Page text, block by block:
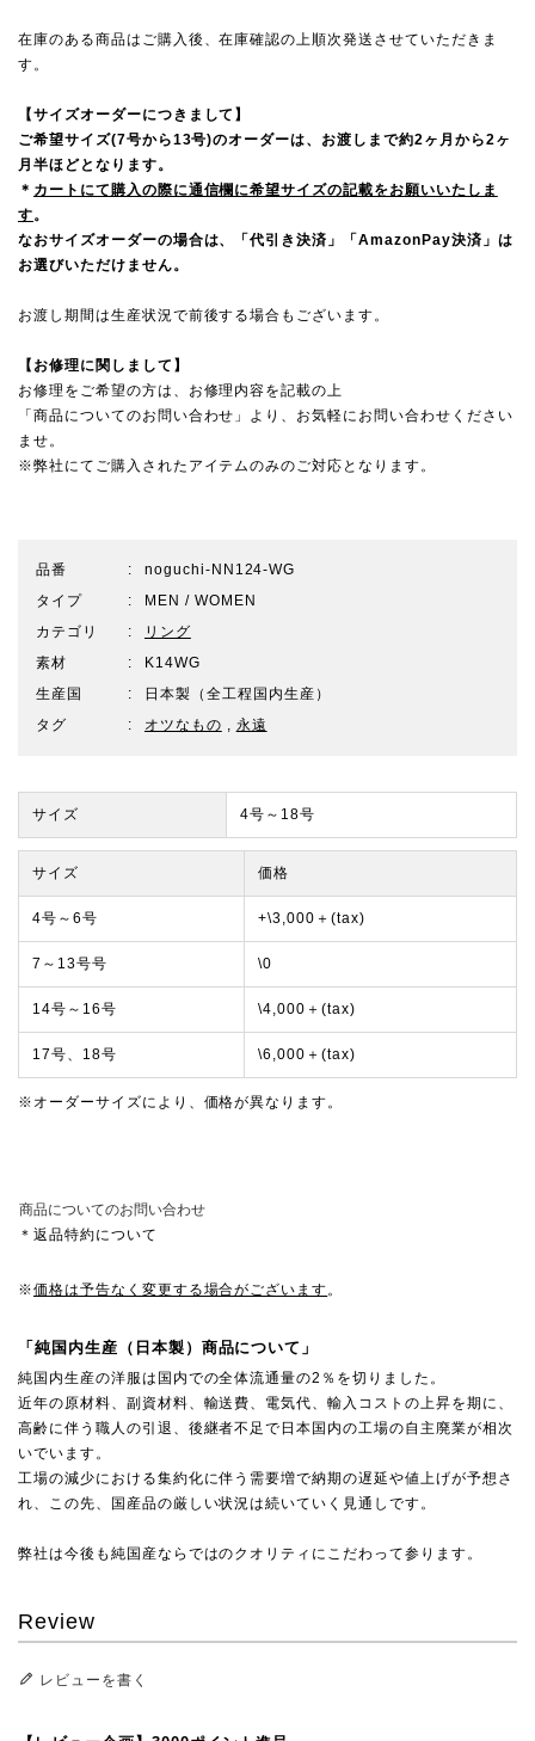
在庫のある商品はご購入後、在庫確認の上順次発送させていただきま
す。
【サイズオーダーにつきまして】
ご希望サイズ(7号から13号)のオーダーは、お渡しまで約2ヶ月から2ヶ
月半ほどとなります。
＊ カートにて購入の際に通信欄に希望サイズの記載をお願いいたしま
す。
なおサイズオーダーの場合は、「代引き決済」「AmazonPay決済」は
お選びいただけません。
お渡し期間は生産状況で前後する場合もございます。
【お修理に関しまして】
お修理をご希望の方は、お修理内容を記載の上
「商品についてのお問い合わせ」より、お気軽にお問い合わせください
ませ。
※弊社にてご購入されたアイテムのみのご対応となります。
品番
noguchi-NN124-WG
タイプ
MEN / WOMEN
カテゴリ
リング
素材
K14WG
生産国
日本製（全工程国内生産）
タグ
オツなもの , 永遠
サイズ 4号～18号
サイズ 価格
4号～6号 +\3,000＋(tax)
7～13号号 \0
14号～16号 \4,000＋(tax)
17号、18号 \6,000＋(tax)
※オーダーサイズにより、価格が異なります。
商品についてのお問い合わせ
＊返品特約について
※価格は予告なく変更する場合がございます。
「純国内生産（日本製）商品について」
純国内生産の洋服は国内での全体流通量の2％を切りました。
近年の原材料、副資材料、輸送費、電気代、輸入コストの上昇を期に、
高齢に伴う職人の引退、後継者不足で日本国内の工場の自主廃業が相次
いでいます。
工場の減少における集約化に伴う需要増で納期の遅延や値上げが予想さ
れ、この先、国産品の厳しい状況は続いていく見通しです。
弊社は今後も純国産ならではのクオリティにこだわって参ります。
Review
レビューを書く